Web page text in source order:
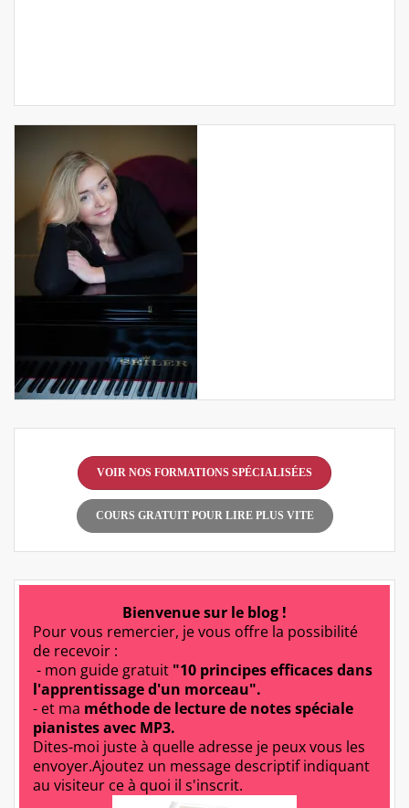
VOIR NOS FORMATIONS SPÉCIALISÉES
COURS GRATUIT POUR LIRE PLUS VITE